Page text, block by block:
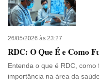
26/05/2026 às 23:27
RDC: O Que É e Como
Entenda o que é RDC,
importância na área da